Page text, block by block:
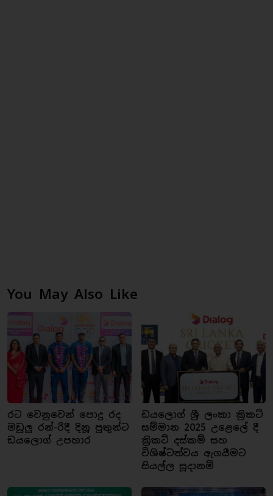
You May Also Like
රට වෙනුවෙන් පොදු රද
මඩුලු රන්-රිදී දිනූ පුතුන්ට
ඩයලොග් උපහාර
ඩයලොග් ශ්‍රී ලංකා ක්‍රිකට්
සම්මාන 2025 උළෙලේ දී
ක්‍රිකට් දස්කම් සහ
විශිෂ්ටත්වය ඇගයීමට
සියල්ල සූදානම්